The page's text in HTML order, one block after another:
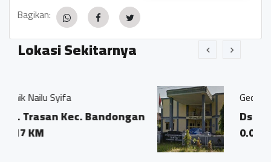
Bagikan:
Lokasi Sekitarnya
Bandongan
Gedung Sinta
Ds. Trasan Kec.
0.05 KM